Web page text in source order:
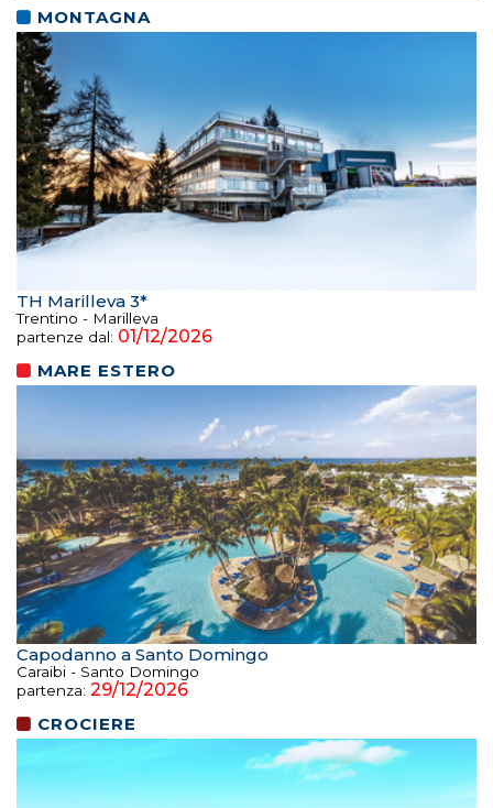
MONTAGNA
TH Marilleva 3*
Trentino - Marilleva
partenze dal: 01/12/2026
MARE ESTERO
Capodanno a Santo Domingo
Caraibi - Santo Domingo
partenza: 29/12/2026
CROCIERE